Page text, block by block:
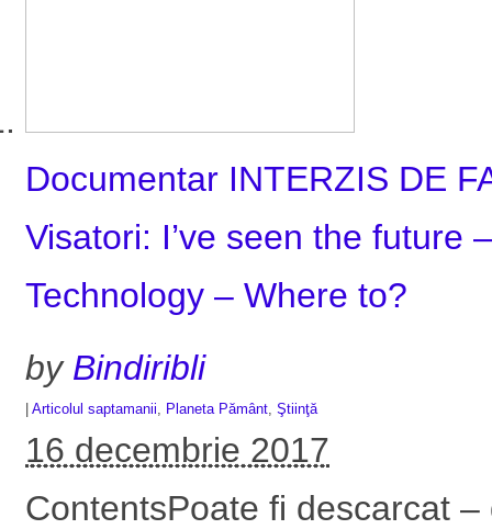
Documentar INTERZIS DE
Visatori: I’ve seen the future
Technology – Where to?
by Bindiribli
Articolul saptamanii Planeta Pământ ,Ştiinţă
16 decembrie 2017
ContentsPoate fi descarcat